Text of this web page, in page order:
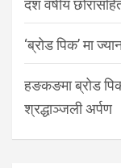
दश वर्षीय
‘ब्रोड पिक’ मा
हङकङमा ब्रोड
श्रद्धाञ्जली अर्पण